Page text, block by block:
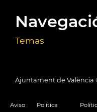
Temas
Ajuntament de València
Aviso
Política